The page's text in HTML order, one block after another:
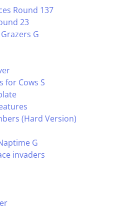
Round 137
23
G
for Cows S
(Hard Version)
G
invaders